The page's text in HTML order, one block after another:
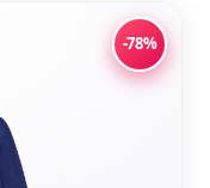
-78%